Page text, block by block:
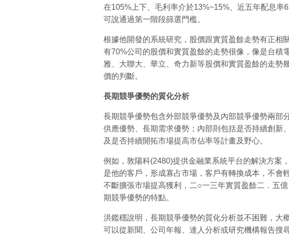
在105%上下、毛利率介於13%~15%、近五年配息率
可說通過第一階段篩選門檻。
根據他開發的系統研究，股價跟實質盈餘走勢有正相
有70%公司的股價和實質盈餘的走勢很像，像是台積
雅、大聯大、華立、奇力新等股價和實質盈餘的走勢
價的判斷。
長期競爭優勢的質化分析
長期競爭優勢包含外部競爭優勢及內部競爭優勢兩部
供應優勢、長期需求優勢；內部則包括是否持續創新
及是否持續開拓市場提高市佔率等計畫及野心。
例如，敦陽科(2480)提供金融業系統平台的解決方案
是他的客戶，形成寡占市場，客戶有轉換成本，不會
不斷擴張市場提高獲利，二○一三年實質盈餘二．五
期競爭優勢的特點。
洪鑑穩說明，長期競爭優勢的質化分析並不困難，大
可以從新聞、公司年報、達人分析或研究機構報告搜